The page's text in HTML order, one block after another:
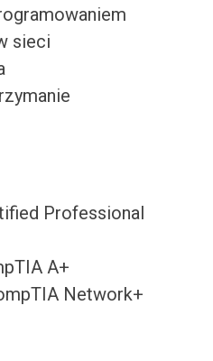
sieci
Professional
A+
Network+